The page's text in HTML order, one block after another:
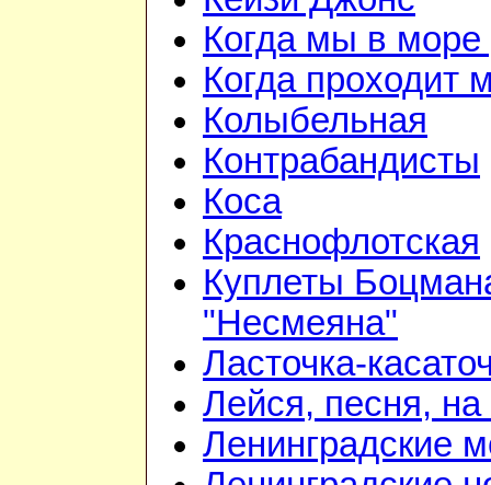
Когда мы в море
Когда проходит
Колыбельная
Контрабандисты
Коса
Краснофлотская
Куплеты
"Несмеяна"
Ласточка-
Лейся, песня, на
Ленинградские